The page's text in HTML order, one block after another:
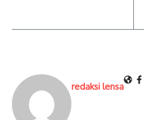
redaksi lensa